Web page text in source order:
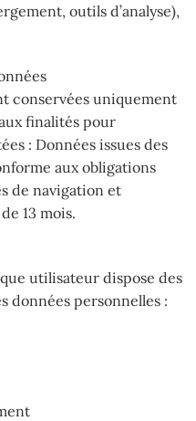
outils d’analyse),
conservées uniquement
finalités pour
: Données issues des
aux obligations
de navigation et
13 mois.
utilisateur dispose des
données personnelles :